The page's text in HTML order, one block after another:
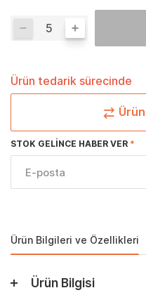
Ürün tedarik sürecinde
STOK GELINCE HABER VER
Ürün Bilgileri ve Özellikleri
Ürün Bilgisi